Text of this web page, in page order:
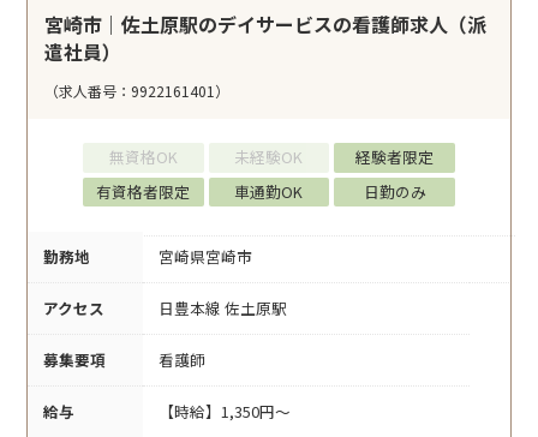
宮崎市｜佐土原駅のデイサービスの看護師求人（派
遣社員）
（求人番号：9922161401）
無資格OK 未経験OK
経験者限定
有資格者限定
車通勤OK 日勤のみ
勤務地 宮崎県宮崎市
アクセス 日豊本線 佐土原駅
募集要項 看護師
給与 【時給】1,350円～